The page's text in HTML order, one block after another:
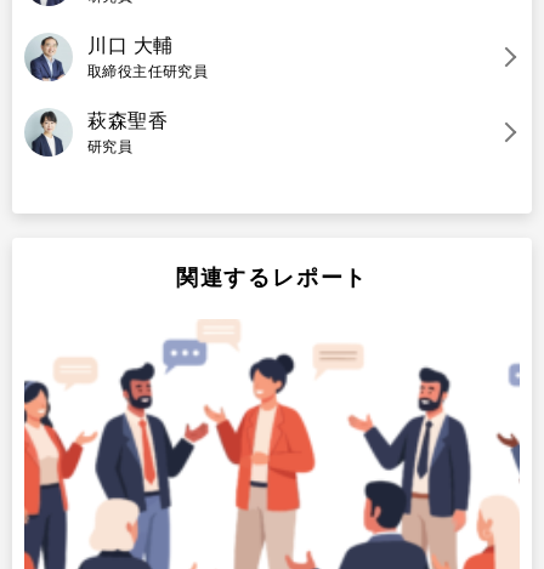
川口 大輔
取締役主任研究員
萩森聖香
研究員
関連するレポート